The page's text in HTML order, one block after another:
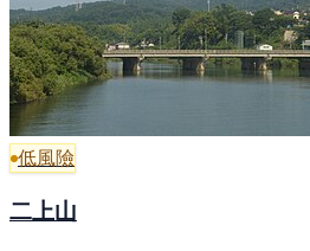
低風險
二上山